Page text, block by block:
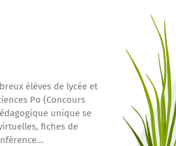
élèves de lycée et
Po (Concours
unique se
fiches de